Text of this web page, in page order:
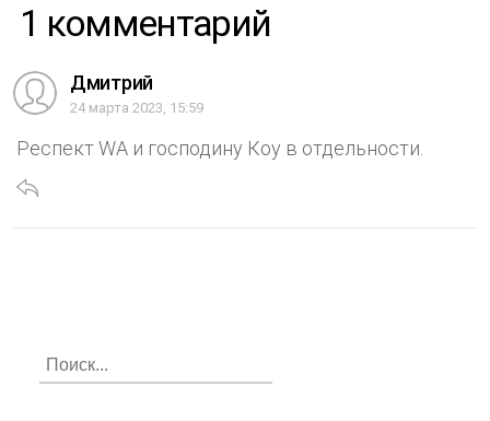
1 комментарий
Дмитрий
24 марта 2023, 15:59
Респект WA и господину Коу в отдельности.